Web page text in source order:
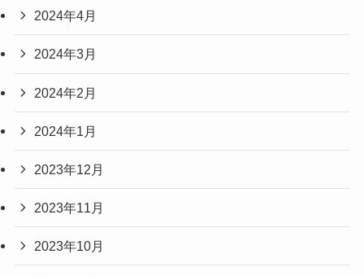
2024年4月
2024年3月
2024年2月
2024年1月
2023年12月
2023年11月
2023年10月